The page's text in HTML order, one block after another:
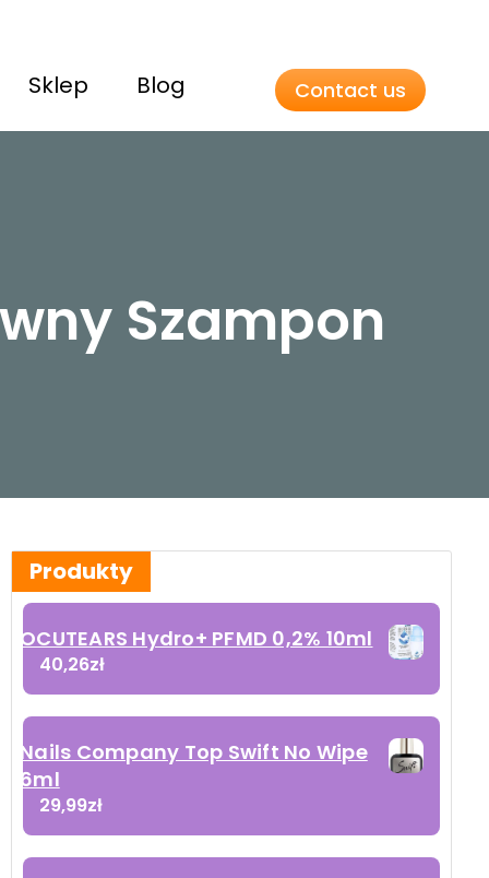
Sklep Blog Contact us
Szampon
Produkty
OCUTEARS Hydro+ PFMD 0,2% 10ml
40,26zł
Nails Company Top Swift No Wipe
6ml
29,99zł